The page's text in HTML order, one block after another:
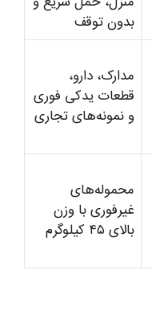
بدون توقف
مدارک، دارو،
قطعات یدکی فوری
و نمونه‌های تجاری
محموله‌های
غیرفوری با وزن
بالای ۴۵ کیلوگرم